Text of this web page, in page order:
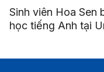
Sinh viên Hoa Sen
học tiếng Anh tại